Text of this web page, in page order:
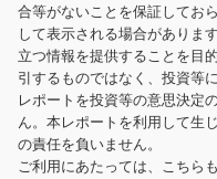
合等がないことを保証してお
して表示される場合がありま
立つ情報を提供することを目
引するものではなく、投資等
レポートを投資等の意思決定
ん。本レポートを利用して生
の責任を負いません。
ご利用にあたっては、こちら